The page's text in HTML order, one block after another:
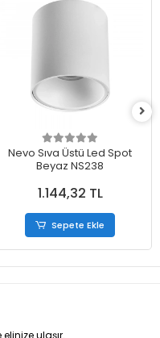
Nevo Sıva Üstü Led Spot
Beyaz NS238
1.144,32 TL
Sepete Ekle